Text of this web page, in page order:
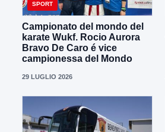
SPORT
Campionato del mondo del
karate Wukf. Rocio Aurora
Bravo De Caro é vice
campionessa del Mondo
29 LUGLIO 2026